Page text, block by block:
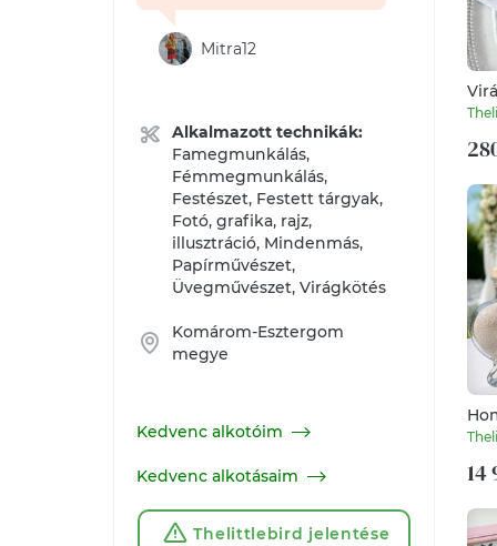
Mitra12
Alkalmazott technikák:
Famegmunkálás,
Fémmegmunkálás,
Festészet, Festett tárgyak,
Fotó, grafika, rajz,
illusztráció, Mindenmás,
Papírművészet,
Üvegművészet, Virágkötés
Komárom-Esztergom
megye
Kedvenc alkotóim
Kedvenc alkotásaim
Thelittlebird jelentése
14